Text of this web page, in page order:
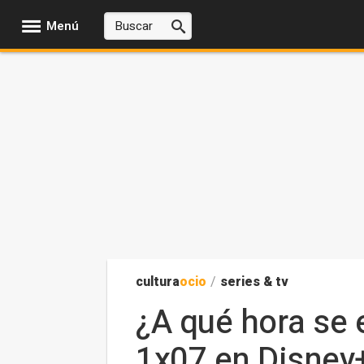
Menú
culturaocio / series & tv
¿A qué hora